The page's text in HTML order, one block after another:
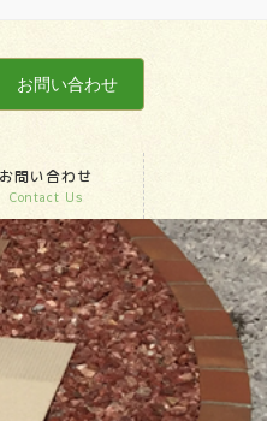
お問い合わせ
お問い合わせ
Contact Us